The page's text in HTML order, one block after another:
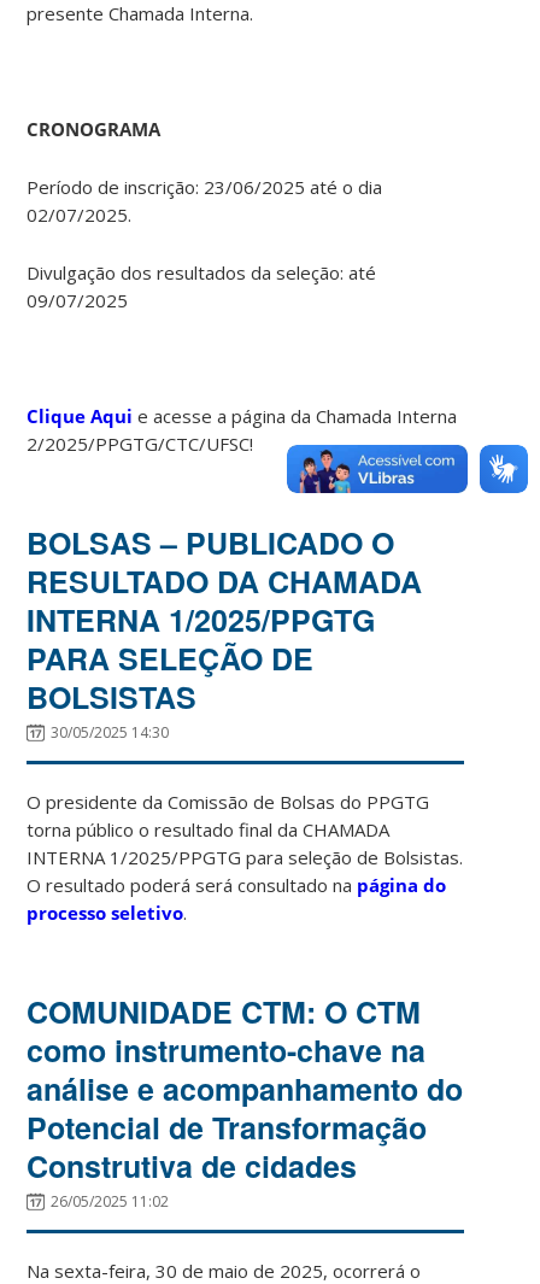
presente Chamada Interna.
CRONOGRAMA
Período de inscrição: 23/06/2025 até o dia
02/07/2025.
Divulgação dos resultados da seleção: até
09/07/2025
Clique Aqui e acesse a página da Chamada Interna
2/2025/PPGTG/CTC/UFSC!
BOLSAS – PUBLICADO O
RESULTADO DA CHAMADA
INTERNA 1/2025/PPGTG
PARA SELEÇÃO DE
BOLSISTAS
30/05/2025 14:30
O presidente da Comissão de Bolsas do PPGTG
torna público o resultado final da CHAMADA
INTERNA 1/2025/PPGTG para seleção de Bolsistas.
O resultado poderá será consultado na página do
processo seletivo.
COMUNIDADE CTM: O CTM
como instrumento-chave na
análise e acompanhamento do
Potencial de Transformação
Construtiva de cidades
26/05/2025 11:02
Na sexta-feira, 30 de maio de 2025, ocorrerá o